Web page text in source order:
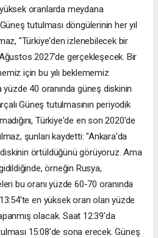
oranlarda meydana
tutulması döngülerinin her yıl
"Türkiye'den izlenebilecek bir
2027'de gerçekleşecek. Bir
için bu yılı beklememiz
yüzde 40 oranında güneş diskinin
Güneş tutulmasının periyodik
Türkiye'de en son 2020'de
şunları kaydetti: "Ankara'da
örtüldüğünü görüyoruz. Ama
örneğin Rusya,
bu oranı yüzde 60-70 oranında
en yüksek oran olan yüzde
olacak. Saat 12:39'da
15:08'de sona erecek. Güneş